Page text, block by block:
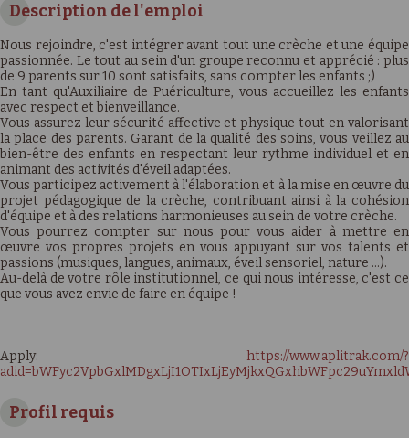
Description de l'emploi
Nous rejoindre, c'est intégrer avant tout une crèche et une équipe
passionnée. Le tout au sein d'un groupe reconnu et apprécié : plus
de 9 parents sur 10 sont satisfaits, sans compter les enfants ;)
En tant qu'Auxiliaire de Puériculture, vous accueillez les enfants
avec respect et bienveillance.
Vous assurez leur sécurité affective et physique tout en valorisant
la place des parents. Garant de la qualité des soins, vous veillez au
bien-être des enfants en respectant leur rythme individuel et en
animant des activités d'éveil adaptées.
Vous participez activement à l'élaboration et à la mise en œuvre du
projet pédagogique de la crèche, contribuant ainsi à la cohésion
d'équipe et à des relations harmonieuses au sein de votre crèche.
Vous pourrez compter sur nous pour vous aider à mettre en
œuvre vos propres projets en vous appuyant sur vos talents et
passions (musiques, langues, animaux, éveil sensoriel, nature …).
Au-delà de votre rôle institutionnel, ce qui nous intéresse, c'est ce
que vous avez envie de faire en équipe !
Apply: https://www.aplitrak.com/?
Profil requis